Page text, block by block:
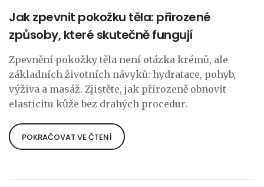
Jak zpevnit pokožku těla: přirozené
způsoby, které skutečně fungují
Zpevnění pokožky těla není otázka krémů, ale
základních životních návyků: hydratace, pohyb,
výživa a masáž. Zjistěte, jak přirozeně obnovit
elasticitu kůže bez drahých procedur.
POKRAČOVAT VE ČTENÍ